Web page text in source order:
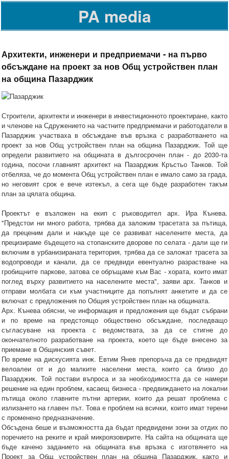
PA media
Архитекти, инженери и предприемачи - на първо
обсъждане на проект за нов Общ устройствен план
на община Пазарджик
Строители, архитекти и инженери в инвестиционното проектиране, както
и членове на Сдружението на частните предприемачи и работодатели в
Пазарджик участваха в обсъждане във връзка с разработването на
проект за нов Общ устройствен план на община Пазарджик. Той ще
определи развитието на общината в дългосрочен план - до 2030-та
година, посочи главният архитект на Пазарджик Кръстьо Танков. Той
отбеляза, че до момента Общ устройствен план е имало само за града,
но неговият срок е вече изтекъл, а сега ще бъде разработен такъм
план за цялата община.
Проектът е възложен на екип с ръководител арх. Ира Кънева.
"Предстои ни много работа, трябва да заложим трасетата за пътища,
да преценим дали и накъде ще се развиват населените места, да
прецизираме бъдещето на стопанските дворове по селата - дали ще ги
включим в урбанизираната територия, трябва да се заложат трасета за
водопроводи и канали, да се предвиди евентуално разрастване на
гробищните паркове, затова се обръщаме към Вас - хората, които имат
поглед върху развитието на населените места", заяви арх. Танков и
отправи молбата си към участниците да попълнят анкетите и да се
включат с предложения по Общия устройствен план на общината.
Арх. Кънева обясни, че информация и предложения ще бъдат събрани
и по време на предстоящо обществено обсъждане, последващо
съгласуване на проекта с ведомствата, за да се стигне до
окончателното разработване на проекта, което ще бъде внесено за
приемане в Общинския съвет.
По време на дискусията инж. Евтим Янев препоръча да се предвидят
велоалеи от и до малките населени места, които са близо до
Пазарджик. Той постави въпроса и за необходимостта да се намери
решение на един проблем, касаещ бизнеса - предвиждането на локални
пътища около главните пътни артерии, които да решат проблема с
излизането на главен път. Това е проблем на всички, които имат терени
с променено предназначение.
Обсъдена беше и възможността да бъдат предвидени зони за отдих по
поречието на реките и край микроязовирите. На сайта на общината ще
бъде качено заданието на общината във връзка с изготвянето на
Проект за Общ устройствен план на община Пазарджик, както и